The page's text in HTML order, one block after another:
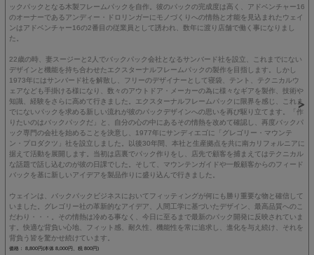
ックパックとなる木製フレームパックを自作。彼のパックの完成度は高く、アドベンチャー16
のオーナーであるアンディー・ドロリンガーにモノづくりへの情熱と才能を見込まれたウェイ
ンはアドベンチャー16の2番目の従業員として誘われ、数年に渡り店舗で働く事になりまし
た。
22歳の時、妻スージーと2人でバックパック会社となるサンバード社を設立、これまでにない
デザインと機能を持ち合わせたエクスターナルフレームパックの製作を目指します。しかし
1973年にはサンバード社を解散し、フリーのデザイナーとして寝袋、テント、テクニカルウ
ェアなども手掛ける様になり、数々のアウトドア・メーカーの為に様々なギアを製作、技術や
知識、経験をさらに高めて行きました。エクスターナルフレームパックに限界を感じ、これま
でにないパックを求める新しい流れが彼のパックデザインへの思いを再び駆り立てます。「作
りたいのはバックパックだ」と、自分の心の中にあるその情熱を改めて確認し、再度バックパ
ック専門の会社を始めることを決意し、1977年にサンディエゴに「グレゴリー・マウンテ
ン・プロダクツ」社を設立しました。以後30年間、本社と生産拠点を共に南カリフォルニアに
据えて活動を展開します。当初は店裏でパック作りをし、店先で顧客を捕まえてはテクニカル
な話題で話し込むのが彼の日課でした。そして、マウンテンガイドや一般顧客からのフィード
バックを基に新しいアイデアを製品作りに盛り込んで行きました。
ウェインは、バックパックビジネスにおいてフィッティングが何にも勝り重要な物と確信して
いました。グレゴリー社の革新的なアイデア、人間工学に基づいたデザイン、最高品質へのこ
だわり・・・。その情熱は冷める事なく、今日に至るまで最新のパック開発に反映されていま
す。快適な背負い心地、フィット感、耐久性、機能性を常に追求し、進化を与え続け、それを
背負う皆を驚かせ続けています。
価格： 8,800円(本体 8,000円、税 800円)